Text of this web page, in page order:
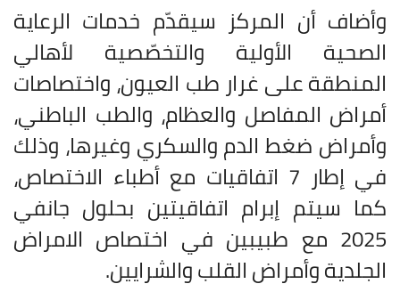
وأضاف أن المركز سيقدّم خدمات الرعاية
الصحية الأولية والتخصّصية لأهالي
المنطقة على غرار طب العيون، واختصاصات
أمراض المفاصل والعظام، والطب الباطني،
وأمراض ضغط الدم والسكري وغيرها، وذلك
في إطار 7 اتفاقيات مع أطباء الاختصاص،
كما سيتم إبرام اتفاقيتين بحلول جانفي
2025 مع طبيبين في اختصاص الامراض
الجلدية وأمراض القلب والشرايين.